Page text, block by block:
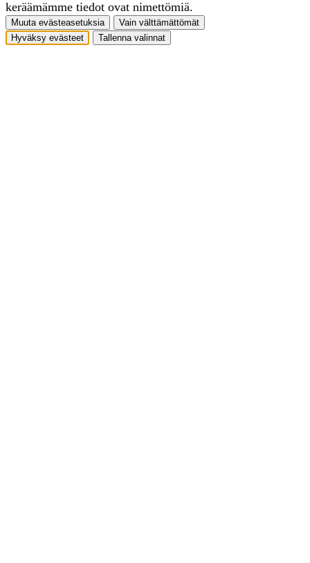
keräämämme tiedot ovat nimettömiä.
Muuta evästeasetuksia
Vain välttämättömät
Hyväksy evästeet
Tallenna valinnat